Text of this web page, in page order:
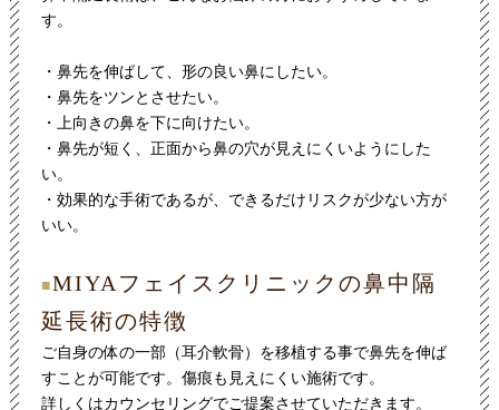
す。
・鼻先を伸ばして、形の良い鼻にしたい。
・鼻先をツンとさせたい。
・上向きの鼻を下に向けたい。
・鼻先が短く、正面から鼻の穴が見えにくいようにした
い。
・効果的な手術であるが、できるだけリスクが少ない方が
いい。
■MIYAフェイスクリニックの鼻中隔
延長術の特徴
ご自身の体の一部（耳介軟骨）を移植する事で鼻先を伸ば
すことが可能です。傷痕も見えにくい施術です。
詳しくはカウンセリングでご提案させていただきます。